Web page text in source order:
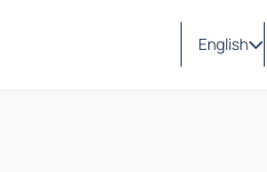
English